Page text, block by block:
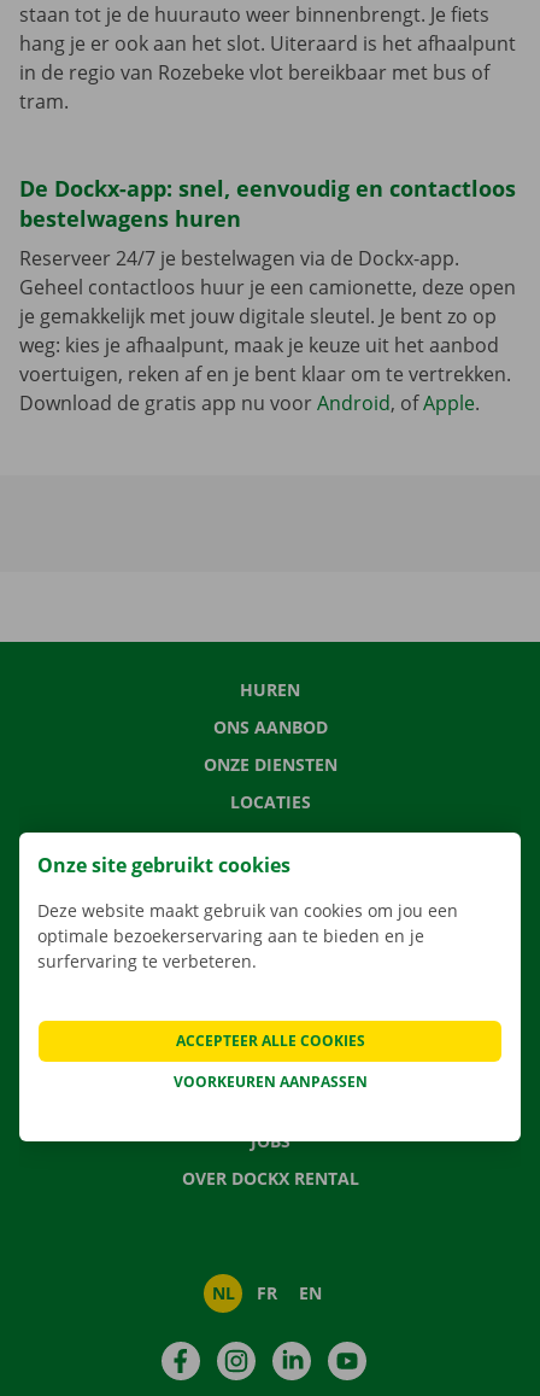
staan tot je de huurauto weer binnenbrengt. Je fiets
hang je er ook aan het slot. Uiteraard is het afhaalpunt
in de regio van Rozebeke vlot bereikbaar met bus of
tram.
De Dockx-app: snel, eenvoudig en contactloos
bestelwagens huren
Reserveer 24/7 je bestelwagen via de Dockx-app.
Geheel contactloos huur je een camionette, deze open
je gemakkelijk met jouw digitale sleutel. Je bent zo op
weg: kies je afhaalpunt, maak je keuze uit het aanbod
voertuigen, reken af en je bent klaar om te vertrekken.
Download de gratis app nu voorAndroid, ofApple.
HUREN
ONS AANBOD
ONZE DIENSTEN
LOCATIES
APP
VERHUISOPLOSSINGEN
VEELGESTELDE VRAGEN
NIEUWS
JOBS
OVER DOCKX RENTAL
NL FR EN
FacebookInstagramLinkedIn
Onze site gebruikt cookies
Deze website maakt gebruik van cookies om jou een
optimale bezoekerservaring aan te bieden en je
surfervaring te verbeteren.
VOORKEUREN AANPASSEN
ACCEPTEER ALLE COOKIES